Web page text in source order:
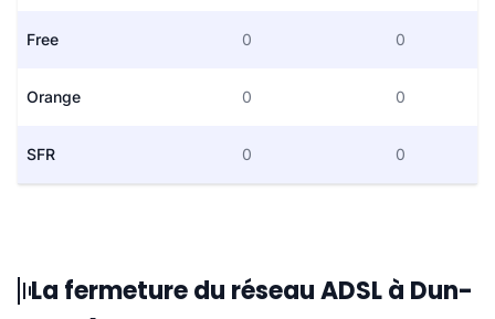
Free 0 0
Orange 0 0
SFR 0 0
La fermeture du réseau ADSL à Dun-